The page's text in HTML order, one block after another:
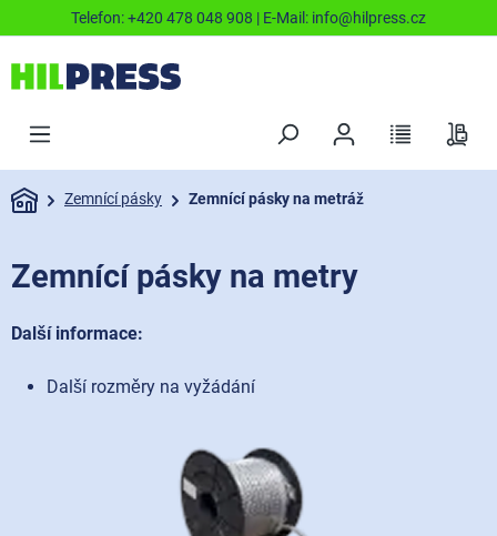
Telefon:+420 478 048 908 | E-Mail: info@hilpress.cz
Zemnící pásky Zemnící pásky na metráž
Zemnící pásky na metry
Další informace:
Další rozměry na vyžádání